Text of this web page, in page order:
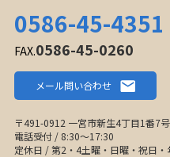
0586-45-4351
FAX.0586-45-0260
メール問い合わせ
〒491-0912 一宮市新生4丁目1番7号
電話受付 / 8:30〜17:30
定休日 / 第2・4土曜・日曜・祝日